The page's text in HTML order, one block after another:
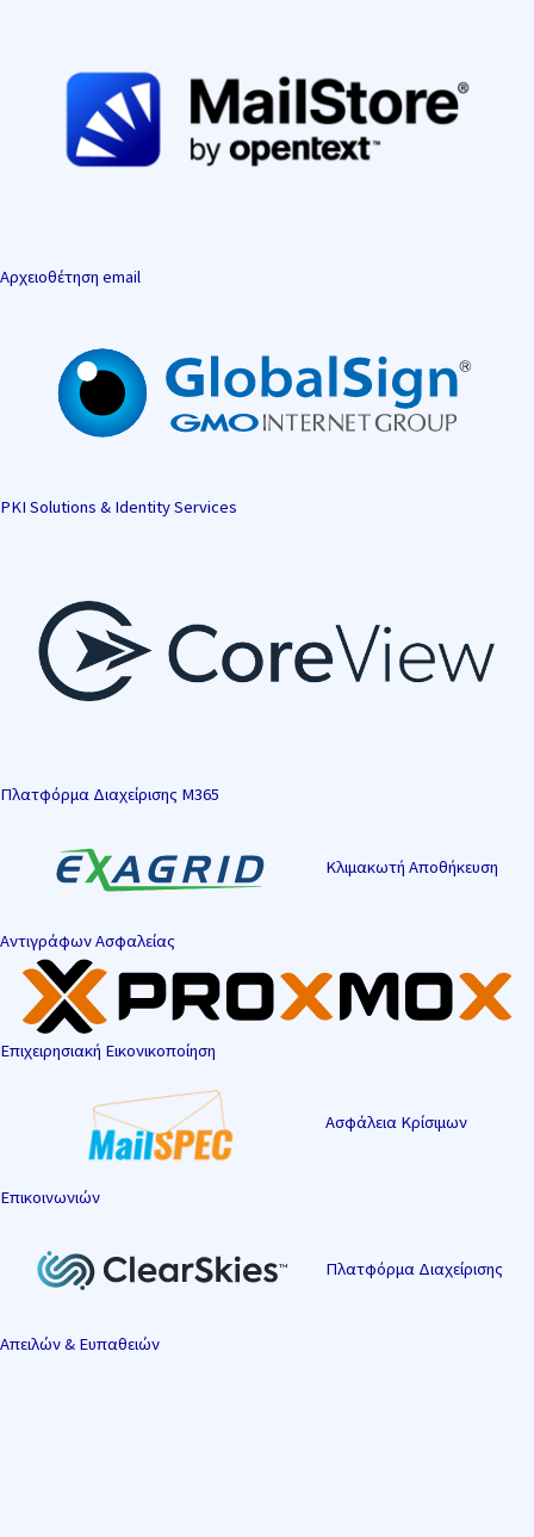
Αρχειοθέτηση email
PKI Solutions & Identity Services
Πλατφόρμα Διαχείρισης M365
Κλιμακωτή Αποθήκευση
Αντιγράφων Ασφαλείας
Επιχειρησιακή Εικονικοποίηση
Ασφάλεια Κρίσιμων
Επικοινωνιών
Πλατφόρμα Διαχείρισης
Απειλών & Ευπαθειών